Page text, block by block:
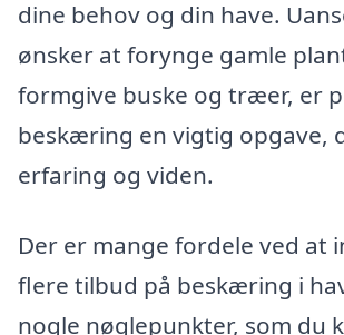
dine behov og din have.
ønsker at forynge gamle
formgive buske og træer, er
beskæring en vigtig opgave,
erfaring og viden.
Der er mange fordele ved at
flere tilbud på beskæring i
nogle nøglepunkter, som du